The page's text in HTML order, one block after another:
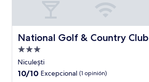
National Golf & Country Club
National Golf & Country Club
Propiedad
de
3.0
Niculești
10.0
10/10 Excepcional (1 opinión)